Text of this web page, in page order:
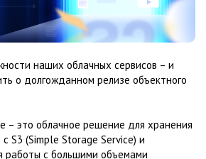
наших облачных сервисов – и
о долгожданном релизе объектного
– это облачное решение для хранения
S3 (Simple Storage Service) и
работы с большими объемами